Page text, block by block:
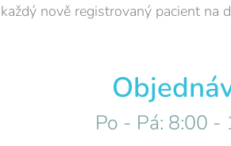
nově registrovaný pacient
Po - Pá: 8:00 -